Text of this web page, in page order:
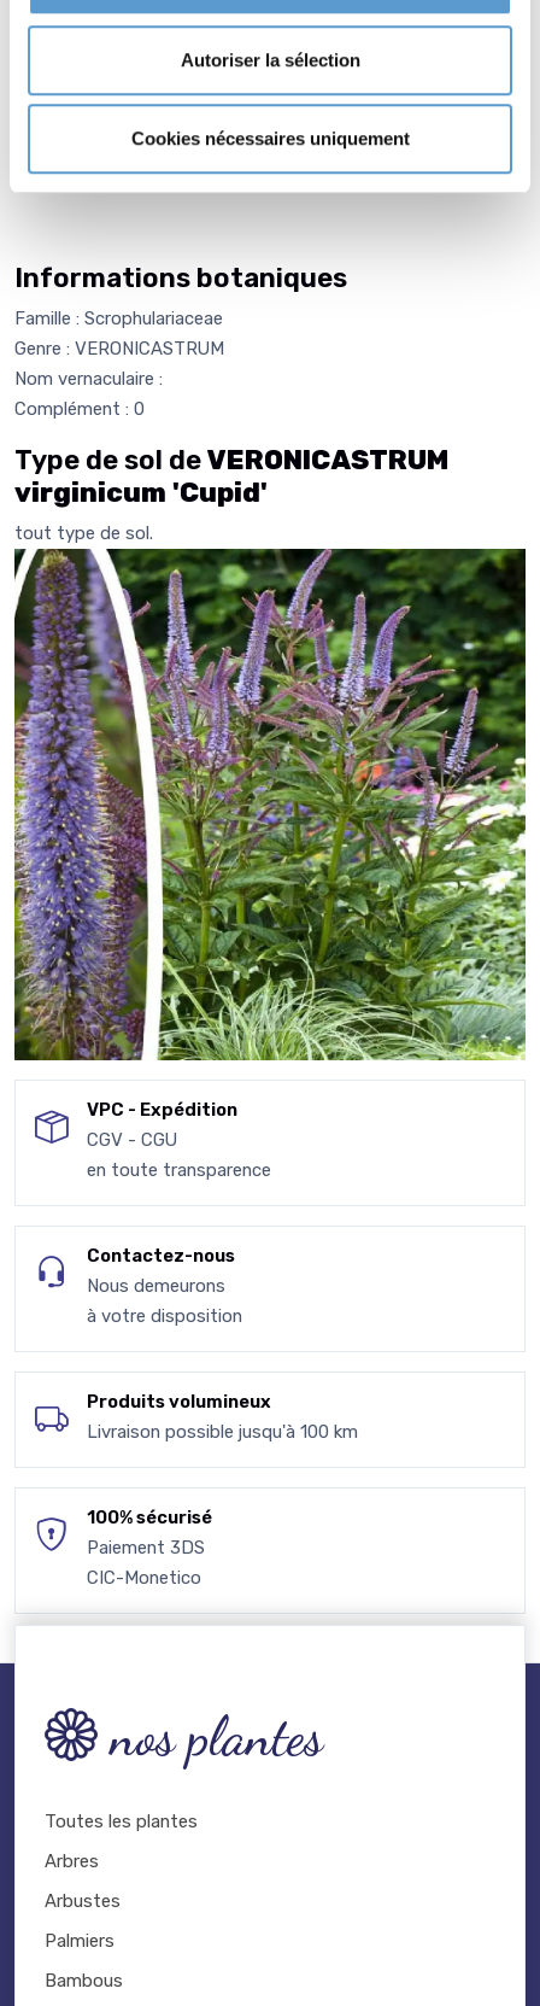
Autoriser la sélection
Cookies nécessaires uniquement
comparables. LeVERONICASTRUM virginicum 'Roseum',
'Pink Glow', aux longs épis roses pouvant atteindre 2 m,
assure un fond de composition généreux et coloré derrière le
compact 'Cupid'.
Informations botaniques
Famille : Scrophulariaceae
Genre : VERONICASTRUM
Nom vernaculaire :
Complément : 0
Type de sol deVERONICASTRUM
virginicum 'Cupid'
tout type de sol.
VPC - Expédition
CGV - CGU
en toute transparence
Contactez-nous
Nous demeurons
à votre disposition
Produits volumineux
Livraison possible jusqu'à 100 km
100% sécurisé
Paiement 3DS
CIC-Monetico
nos plantes
Toutes les plantes
Arbres
Arbustes
Palmiers
Bambous